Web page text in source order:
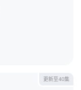
更新至40集